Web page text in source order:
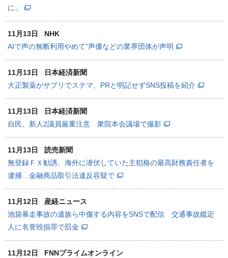
に」
11月13日
NHK
AIで声の無断利用やめて”声優などの業界団体が声明
11月13日
日本経済新聞
大正製薬がサプリでステマ、PRと明記せずSNS投稿を紹介
11月13日
日本経済新聞
自民、新人2議員厳重注意 衆院本会議場で撮影
11月13日
読売新聞
無登録ＦＸ勧誘、海外に潜伏していた主犯格の最高財務責任者を
逮捕…金融商品取引法違反容疑で
11月12日
産経ニュース
池袋暴走事故の遺族ら中傷する内容をSNSで配信 交通事故鑑定
人に名誉毀損罪で罰金
11月12日
FNNプライムオンライン